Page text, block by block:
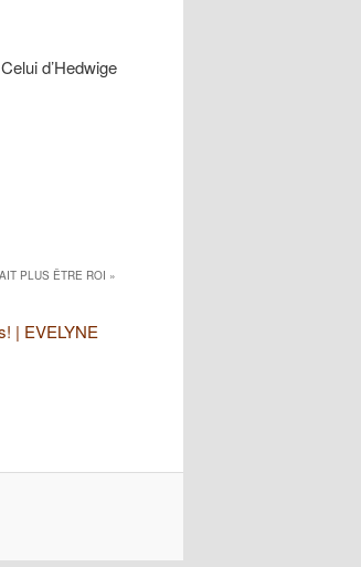
d’Hedwige
PLUS ÊTRE ROI »
| EVELYNE